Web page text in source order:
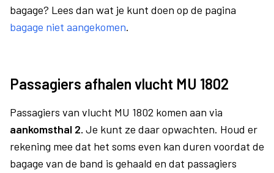
bagage? Lees dan wat je kunt doen op de pagina
bagage niet aangekomen.
Passagiers afhalen vlucht MU 1802
Passagiers van vlucht MU 1802 komen aan via
aankomsthal 2. Je kunt ze daar opwachten. Houd er
rekening mee dat het soms even kan duren voordat de
bagage van de band is gehaald en dat passagiers